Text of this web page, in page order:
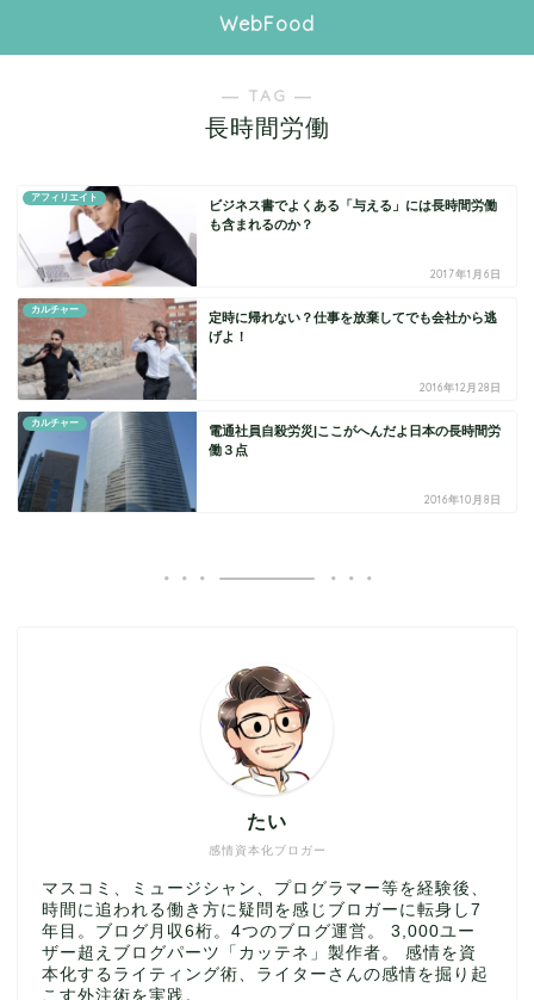
WebFood
― TAG ―
長時間労働
アフィリエイト
ビジネス書でよくある「与える」には長時間労働
も含まれるのか？
2017年1月6日
カルチャー
定時に帰れない？仕事を放棄してでも会社から逃
げよ！
2016年12月28日
カルチャー
電通社員自殺労災|ここがへんだよ日本の長時間労
働３点
2016年10月8日
感情資本化ブロガー
たい
マスコミ、ミュージシャン、プログラマー等を経験後、
時間に追われる働き方に疑問を感じブロガーに転身し7
年目。ブログ月収6桁。4つのブログ運営。 3,000ユー
ザー超えブログパーツ「カッテネ」製作者。 感情を資
本化するライティング術、ライターさんの感情を掘り起
こす外注術を実践。